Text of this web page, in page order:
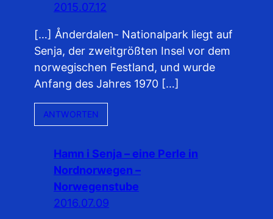
2015.07.12
[…] Ånderdalen- Nationalpark liegt auf
Senja, der zweitgrößten Insel vor dem
norwegischen Festland, und wurde
Anfang des Jahres 1970 […]
ANTWORTEN
Hamn i Senja – eine Perle in
Nordnorwegen –
Norwegenstube
2016.07.09